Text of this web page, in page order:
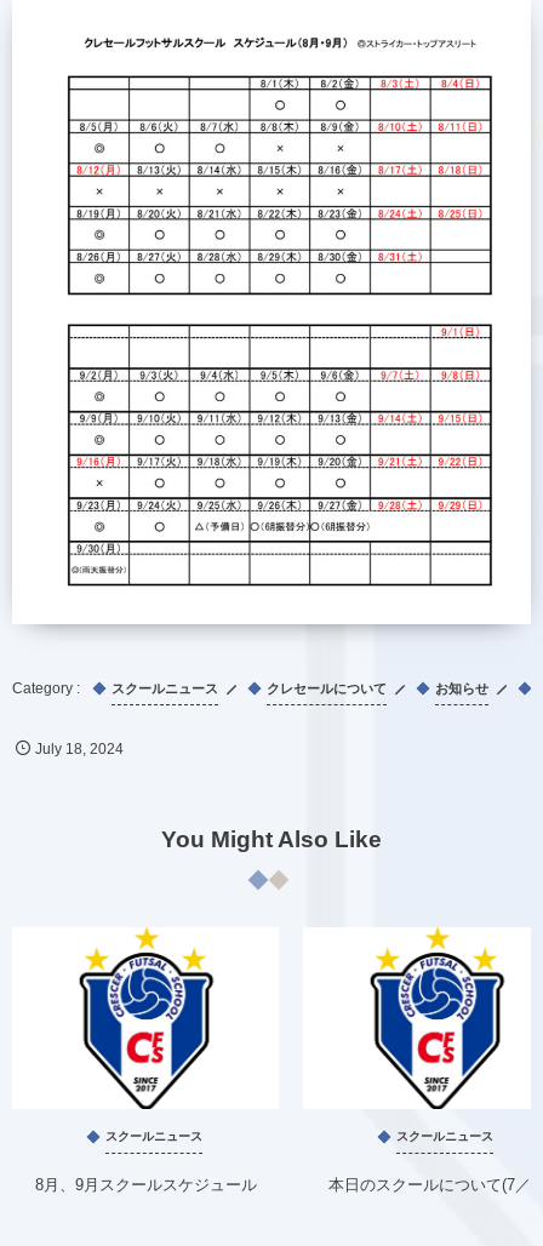
スクールニュース クレセールについて お知らせ
July 18 ,2024
You Might Also Like
スクールニュース
8月、9月スクールスケジュール
スクールニュース
本日のスクールについて(7／1)